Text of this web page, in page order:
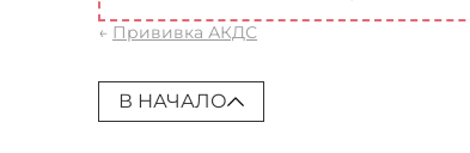
← Прививка АКДС
В НАЧАЛО